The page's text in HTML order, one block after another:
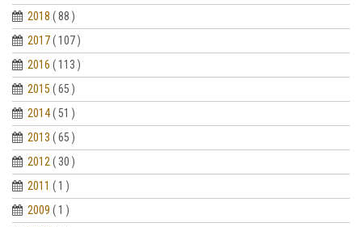
2018 ( 88 )
2017( 107 )
2016 ( 113 )
2015 ( 65 )
2014( 51 )
2013 ( 65 )
2012( 30 )
2011 ( 1 )
2009 ( 1 )